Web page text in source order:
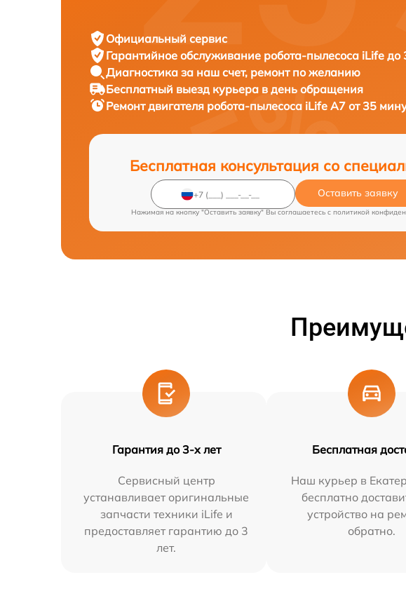
Официальный сервис
Гарантийное обслуживание робота-пылесоса iLife до
Диагностика за наш счет, ремонт по желанию
Бесплатный выезд курьера в день обращения
Ремонт двигателя робота-пылесоса iLife A7 от 35
Бесплатная консультация со
Оставить заявку
Нажимая на кнопку "Оставить заявку" Вы соглашаетесь c политикой
Гарантия до 3-х лет
Сервисный центр
устанавливает оригинальные
запчасти техники iLife и
предоставляет гарантию до 3
лет.
Бесплатная
Наш курьер в
бесплатно
устройство на
обратно.